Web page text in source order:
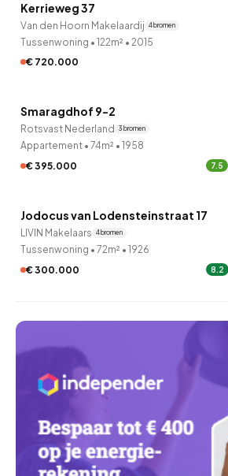
Verkocht onder voorbehoud
Kerrieweg 37
Van den Hoorn Makelaardij 4 bronnen
Tussenwoning • 122m² • 2015
€ 720.000
10 uur geleden ontdekt
Smaragdhof 9-2
Rotsvast Nederland 3 bronnen
Appartement • 74m² • 1958
€ 395.000
7.5
10 uur geleden ontdekt
Jodocus van Lodensteinstraat 17
LIVIN Makelaars 4 bronnen
Tussenwoning • 72m² • 1926
€ 300.000
8.2